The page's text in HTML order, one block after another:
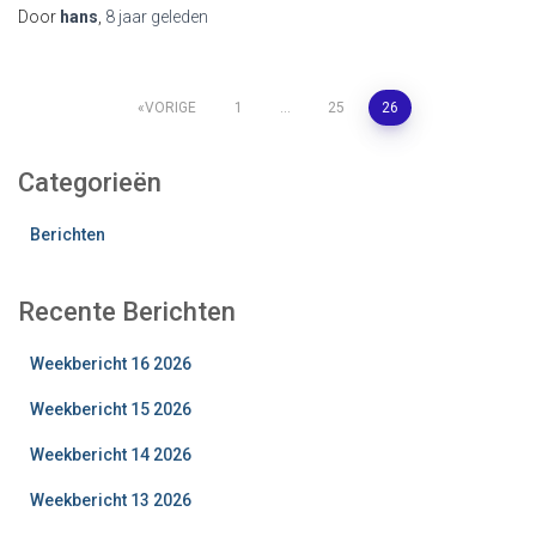
Door hans 8 jaar geleden
Berichten
paginering
VORIGE 1 … 25 26
Categorieën
Berichten
Recente Berichten
Weekbericht 16 2026
Weekbericht 15 2026
Weekbericht 14 2026
Weekbericht 13 2026